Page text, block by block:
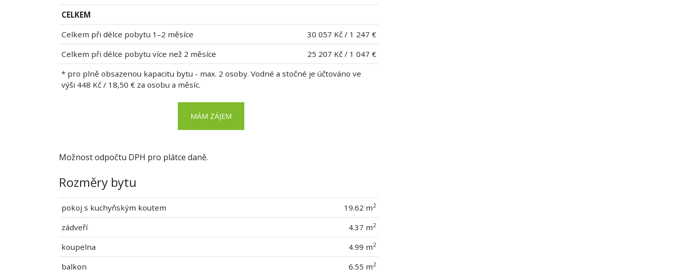
CELKEM
Celkem při délce pobytu 1–2 měsíce
30 057 Kč / 1 247 €
Celkem při délce pobytu více než 2 měsíce
25 207 Kč / 1 047 €
* pro plně obsazenou kapacitu bytu - max. 2 osoby. Vodné a stočné je účtováno ve
výši 448 Kč / 18,50 € za osobu a měsíc.
MÁM ZÁJEM
Možnost odpočtu DPH pro plátce daně.
Rozměry bytu
pokoj s kuchyňským koutem 19.62 m2
zádveří 4.37 m2
koupelna 4.99 m2
balkon 6.55 m2